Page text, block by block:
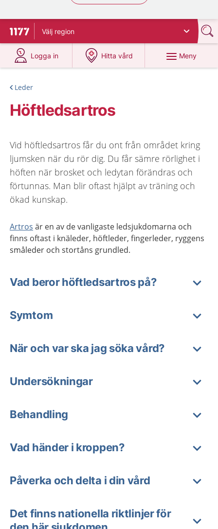
Till startsidan för 1177
Välj region
Logga in
på 1177.se
Hitta vård
på 1177.se
Meny
Leder
Höftledsartros
Vid höftledsartros får du ont från området kring
ljumsken när du rör dig. Du får sämre rörlighet i
höften när brosket och ledytan förändras och
förtunnas. Man blir oftast hjälpt av träning och
ökad kunskap.
Artros är en av de vanligaste ledsjukdomarna och
finns oftast i knäleder, höftleder, fingerleder, ryggens
småleder och stortåns grundled.
Vad beror höftledsartros på?
Symtom
När och var ska jag söka vård?
Undersökningar
Behandling
Vad händer i kroppen?
Påverka och delta i din vård
Det finns nationella riktlinjer för